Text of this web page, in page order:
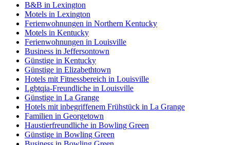
B&B in Lexington
Motels in Lexington
Ferienwohnungen in Northern Kentucky
Motels in Kentucky
Ferienwohnungen in Louisville
Business in Jeffersontown
Günstige in Kentucky
Günstige in Elizabethtown
Hotels mit Fitnessbereich in Louisville
Lgbtqia-Freundliche in Louisville
Günstige in La Grange
Hotels mit inbegriffenem Frühstück in La Grange
Familien in Georgetown
Haustierfreundliche in Bowling Green
Günstige in Bowling Green